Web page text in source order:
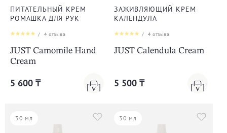
ПИТАТЕЛЬНЫЙ КРЕМ
РОМАШКА ДЛЯ РУК
/ 4отзыва
JUST Camomile Hand
Cream
5 600 ₸
ЗАЖИВЛЯЮЩИЙ КРЕМ
КАЛЕНДУЛА
/ 4отзыва
JUST Calendula Cream
5 500 ₸
30 мл 30 мл